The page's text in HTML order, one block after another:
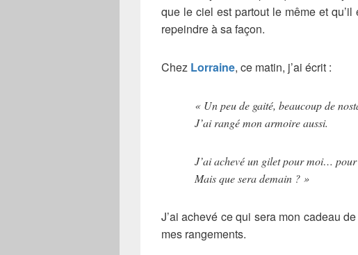
que le ciel est partout le même et
repeindre à sa façon.
Chez Lorraine, ce matin, j’ai écrit :
« Un peu de gaité, beaucoup de
J’ai rangé mon armoire aussi.
J’ai achevé un gilet pour moi… pour
Mais que sera demain ? »
J’ai achevé ce qui sera mon cadeau
mes rangements.